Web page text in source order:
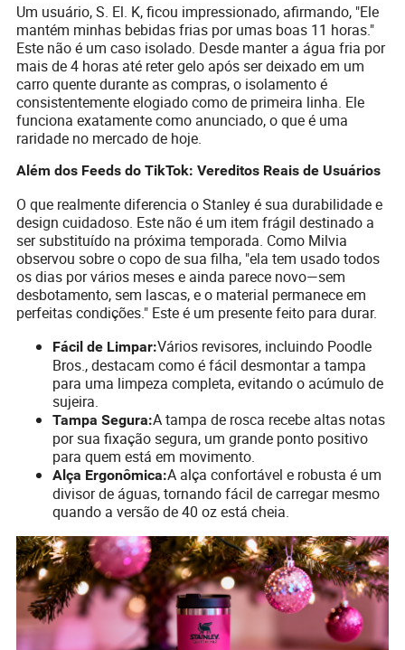
Um usuário, S. El. K, ficou impressionado, afirmando, "Ele
mantém minhas bebidas frias por umas boas 11 horas."
Este não é um caso isolado. Desde manter a água fria por
mais de 4 horas até reter gelo após ser deixado em um
carro quente durante as compras, o isolamento é
consistentemente elogiado como de primeira linha. Ele
funciona exatamente como anunciado, o que é uma
raridade no mercado de hoje.
Além dos Feeds do TikTok: Vereditos Reais de Usuários
O que realmente diferencia o Stanley é sua durabilidade e
design cuidadoso. Este não é um item frágil destinado a
ser substituído na próxima temporada. Como Milvia
observou sobre o copo de sua filha, "ela tem usado todos
os dias por vários meses e ainda parece novo—sem
desbotamento, sem lascas, e o material permanece em
perfeitas condições." Este é um presente feito para durar.
Fácil de Limpar:Vários revisores, incluindo Poodle
Bros., destacam como é fácil desmontar a tampa
para uma limpeza completa, evitando o acúmulo de
sujeira.
Tampa Segura:A tampa de rosca recebe altas notas
por sua fixação segura, um grande ponto positivo
para quem está em movimento.
Alça Ergonômica:A alça confortável e robusta é um
divisor de águas, tornando fácil de carregar mesmo
quando a versão de 40 oz está cheia.